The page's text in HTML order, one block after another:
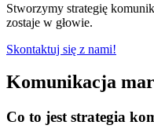
Stworzymy strategię
zostaje w głowie.
Skontaktuj się z nami!
Komunikacja
Co to jest strategia